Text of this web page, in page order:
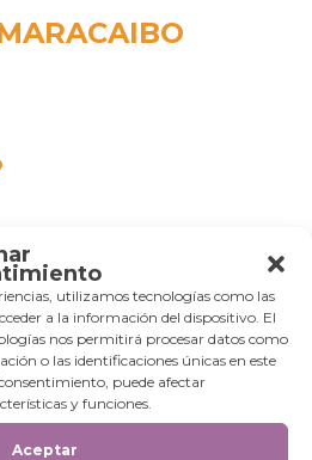
utilizamos tecnologías como las
a la información del dispositivo. El
nos permitirá procesar datos como
o las identificaciones únicas en este
puede afectar
y funciones.
Aceptar